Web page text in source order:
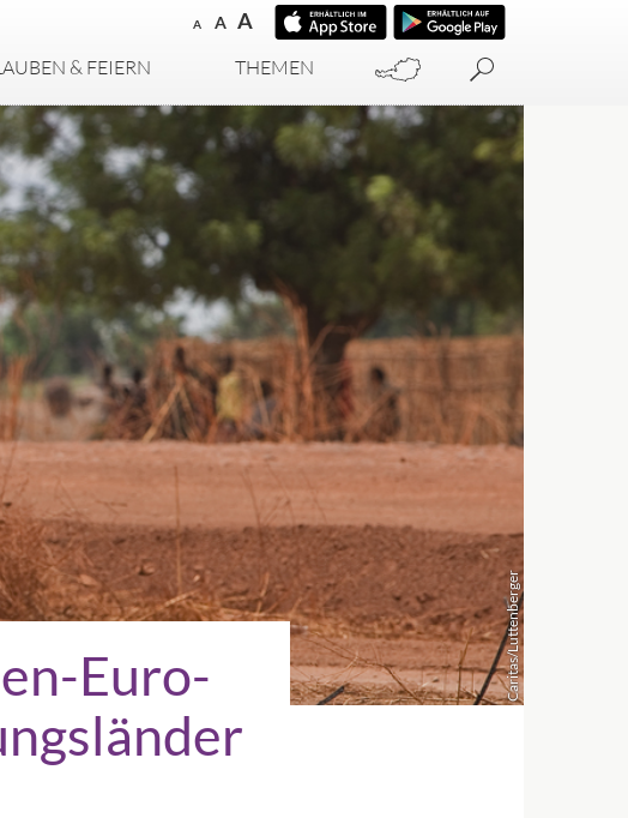
A A A
& FEIERN THEMEN
Caritas/Luttenberger
Euro-